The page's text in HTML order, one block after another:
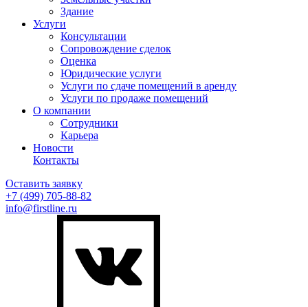
Здание
Услуги
Консультации
Сопровождение сделок
Оценка
Юридические услуги
Услуги по сдаче помещений в аренду
Услуги по продаже помещений
О компании
Сотрудники
Карьера
Новости
Контакты
Оставить заявку
+7 (499) 705-88-82
info@firstline.ru